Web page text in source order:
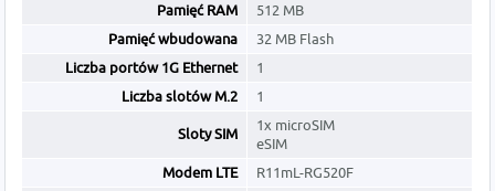
Pamięć RAM
512 MB
Pamięć wbudowana
32 MB Flash
Liczba portów 1G Ethernet
1
Liczba slotów M.2
1
Sloty SIM
1x microSIM
eSIM
Modem LTE
R11mL-RG520F